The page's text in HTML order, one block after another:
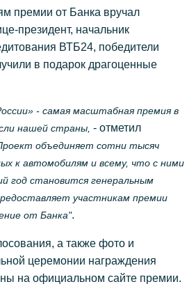
премии от Банка вручал
президент, начальник
ВТБ24, победители
в подарок драгоценные
- самая масштабная премия в
нашей страны, - отметил
объединяет сотни тысяч
к автомобилям и всему, что с ними
год становится генеральным
участникам премии
от Банка".
а также фото и
церемонии награждения
на официальном сайте премии.